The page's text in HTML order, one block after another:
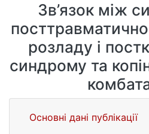
Зв’язок між
розладу і
синдрому та
Основні дані публікації